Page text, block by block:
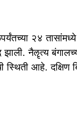
२४
झाली. नैॡत्य
स्थिती आहे. दक्षिण